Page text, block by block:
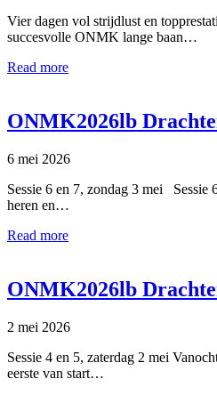
Vier dagen vol strijdlust en
succesvolle ONMK lange baan…
Read more
ONMK2026lb
6 mei 2026
Sessie 6 en 7, zondag 3 mei Sessie
heren en…
Read more
ONMK2026lb
2 mei 2026
Sessie 4 en 5, zaterdag 2 mei
eerste van start…